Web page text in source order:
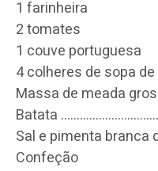
1 farinheira
2 tomates
1 couve portuguesa
4 colheres de sopa
Massa de meada
Batata …………………………
Sal e pimenta branca
Confeção